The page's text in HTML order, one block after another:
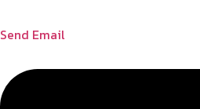
Send Email